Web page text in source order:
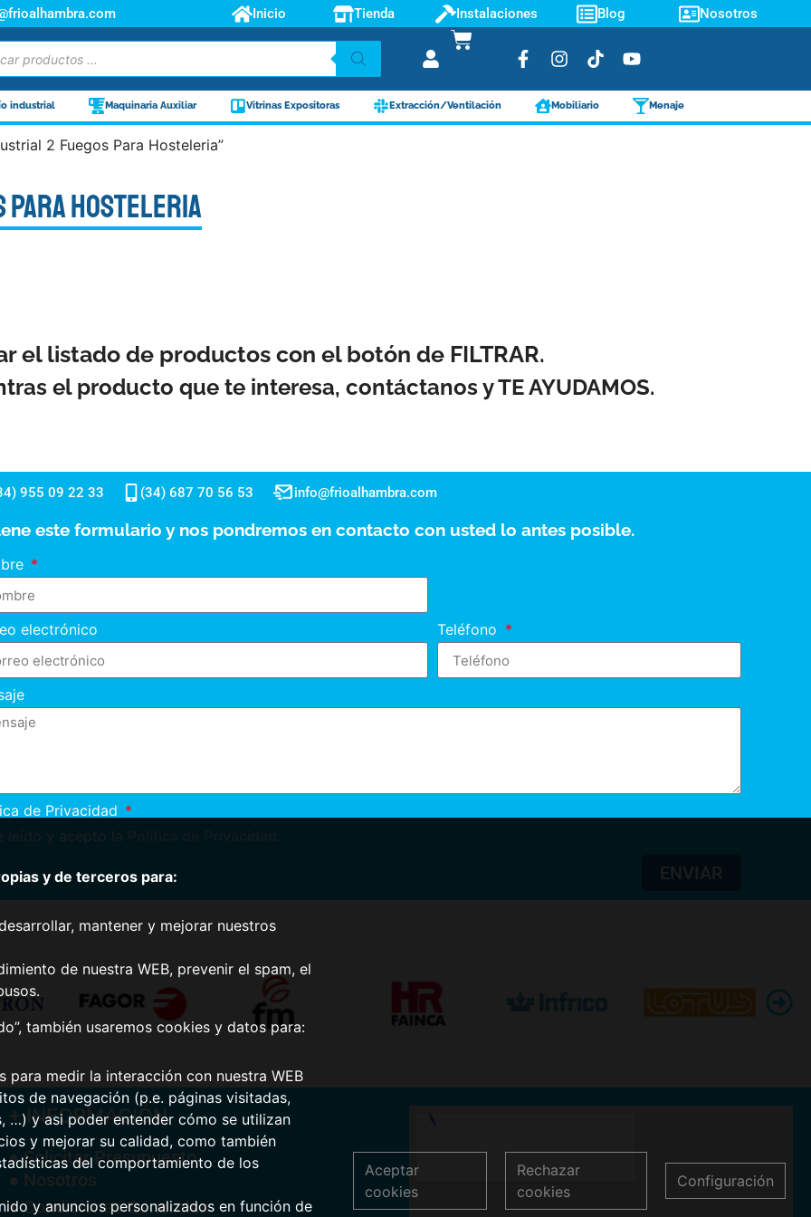
Inicio Tienda Instalaciones Blog Nosotros
industrial Maquinaria Auxiliar Vitrinas Expositoras Extracción/Ventilación Mobiliario Menaje
2 Fuegos Para Hosteleria”
Para Hosteleria
el listado de productos con el botón de FILTRAR.
el producto que te interesa, contáctanos y TE AYUDAMOS.
955 09 22 33 (34) 687 70 56 53 info@frioalhambra.com
este formulario y nos pondremos en contacto con usted lo antes posible.
electrónico Teléfono
de Privacidad
leído y acepto la
ENVIAR
+ INFORMACIÓN
● Solicitar Presupuesto
● Nosotros
● Condiciones Generales
y de terceros para:
mantener y mejorar nuestros
de nuestra WEB, prevenir el spam, el
también usaremos cookies y datos para:
para medir la interacción con nuestra WEB
de navegación (p.e. páginas visitadas,
…) y asi poder entender cómo se utilizan
y mejorar su calidad, como también
del comportamiento de los
y anuncios personalizados en función de
Aceptar
cookies
Rechazar
cookies
Configuración